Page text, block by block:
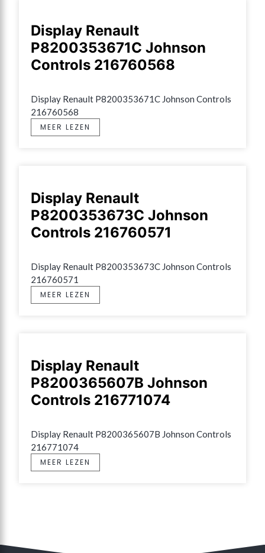
Display Renault
P8200353671C Johnson
Controls 216760568
Display Renault P8200353671C Johnson Controls
216760568
MEER LEZEN
Display Renault
P8200353673C Johnson
Controls 216760571
Display Renault P8200353673C Johnson Controls
216760571
MEER LEZEN
Display Renault
P8200365607B Johnson
Controls 216771074
Display Renault P8200365607B Johnson Controls
216771074
MEER LEZEN